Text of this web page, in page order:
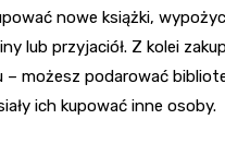
nowe książki,
lub przyjaciół. Z kolei
– możesz podarować
ich kupować inne osoby.